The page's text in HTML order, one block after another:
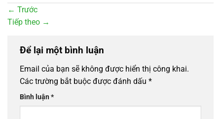
← Trước
Tiếp theo →
Để lại một bình luận
Email của bạn sẽ không được hiển thị công khai.
Các trường bắt buộc được đánh dấu *
Bình luận*